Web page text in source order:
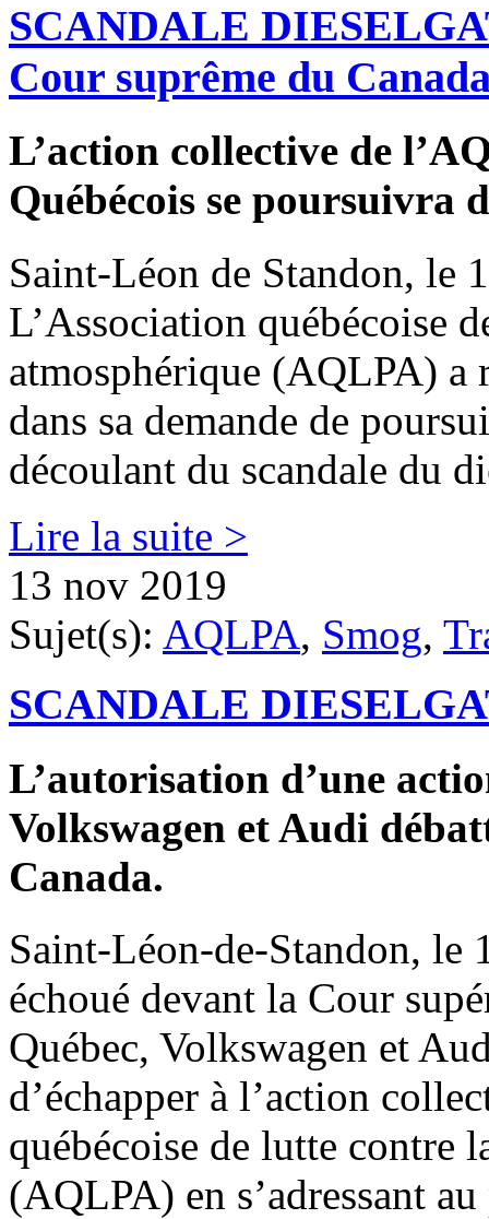
SCANDALE
Cour suprême du
L’action collective de
Québécois se poursuivra
Saint-Léon de Standon, le
L’Association québécoise
atmosphérique (AQLPA)
dans sa demande de
découlant du scandale du
Lire la suite >
13 nov 2019
Sujet(s): AQLPA, Smog,
SCANDALE
L’autorisation d’une
Volkswagen et Audi
Canada.
Saint-Léon-de-Standon, le
échoué devant la Cour
Québec, Volkswagen et
d’échapper à l’action
québécoise de lutte contre
(AQLPA) en s’adressant